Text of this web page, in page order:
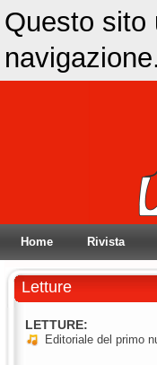
Questo sito
Home Rivista
Letture
LETTURE:
Editoriale del primo